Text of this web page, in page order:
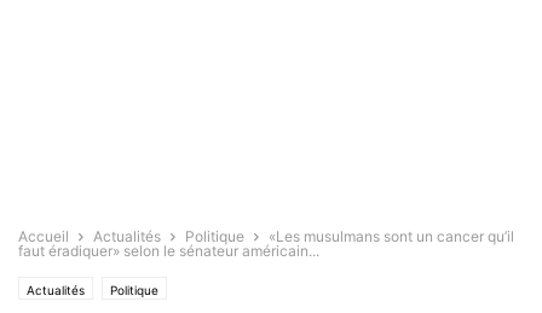
Accueil Actualités Politique
«Les musulmans sont un cancer qu’il
faut éradiquer» selon le sénateur américain...
Actualités Politique